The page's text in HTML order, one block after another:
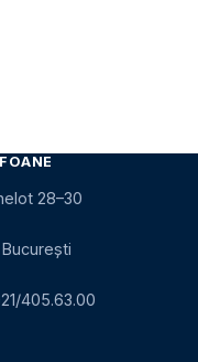
28–30
405.63.00